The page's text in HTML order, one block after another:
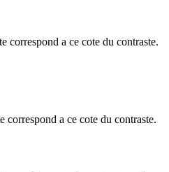
correspond a ce cote du contraste.
a ce cote du contraste.